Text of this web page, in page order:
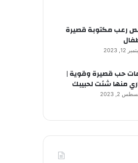
رعب مكتوبة قصيرة
12, 2023
حب قصيرة وقوية |
منها شئت لحبيبك
2, 2023